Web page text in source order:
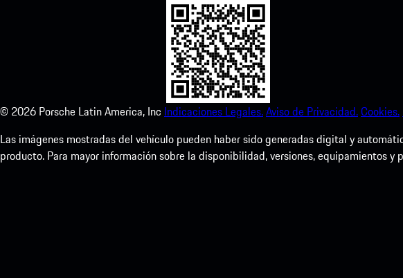
© 2026 Porsche Latin America, Inc Indicaciones Legales.Aviso de Privacidad.Cookies.
Las imágenes mostradas del vehículo pueden haber sido generadas digital y
producto. Para mayor información sobre la disponibilidad, versiones, equipamientos